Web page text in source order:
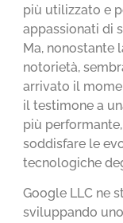
più utilizzato e
appassionati di
Ma, nonostante
notorietà,
arrivato il
il testimone a
più
soddisfare le
tecnologiche
Google LLC ne
sviluppando